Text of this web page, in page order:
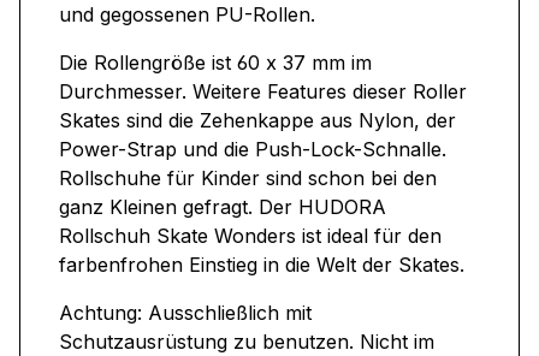
und gegossenen PU-Rollen.
Die Rollengröße ist 60 x 37 mm im
Durchmesser. Weitere Features dieser Roller
Skates sind die Zehenkappe aus Nylon, der
Power-Strap und die Push-Lock-Schnalle.
Rollschuhe für Kinder sind schon bei den
ganz Kleinen gefragt. Der HUDORA
Rollschuh Skate Wonders ist ideal für den
farbenfrohen Einstieg in die Welt der Skates.
Achtung: Ausschließlich mit
Schutzausrüstung zu benutzen. Nicht im